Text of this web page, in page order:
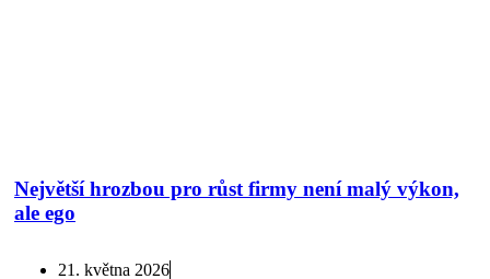
Největší hrozbou pro růst firmy není malý výkon,
ale ego
21. května 2026